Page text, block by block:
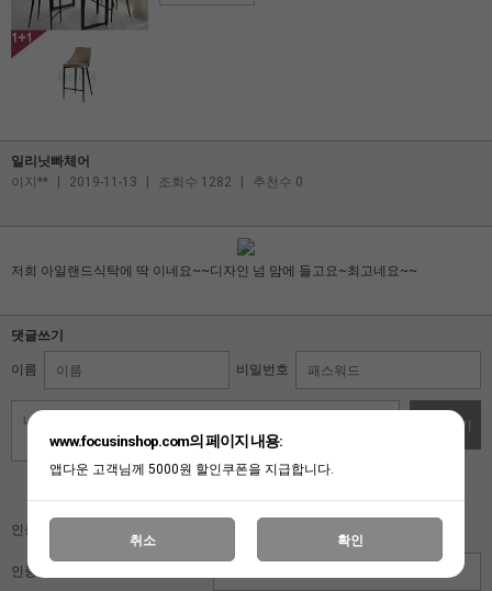
일리닛빠체어
이지**
2019-11-13 조회수 1282 추천수 0
저희 아일랜드식탁에 딱 이네요~~디자인 넘 맘에 들고요~최고네요~~
댓글쓰기
이름 비밀번호
댓글쓰기
인증키 보기
인증키 입력
www.focusinshop.com의 페이지 내용:
앱다운 고객님께 5000원 할인쿠폰을 지급합니다.
취소 확인